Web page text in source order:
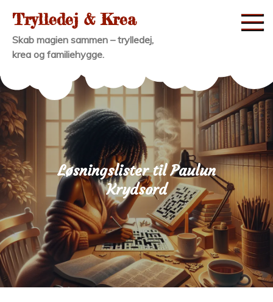
content
Trylledej & Krea
Skab magien sammen – trylledej,
krea og familiehygge.
Løsningslister til Paulun
Krydsord